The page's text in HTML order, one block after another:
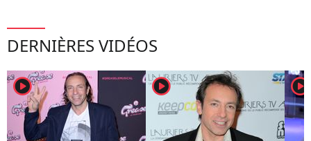
DERNIÈRES VIDÉOS
player2 player2 player2